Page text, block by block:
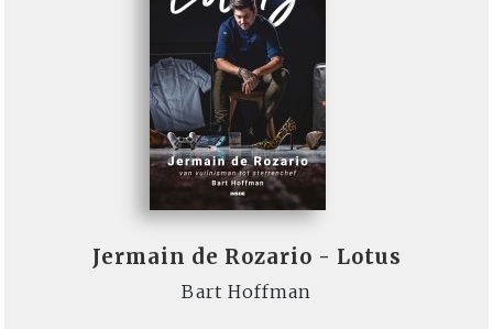
Jermain de Rozario - Lotus
Bart Hoffman